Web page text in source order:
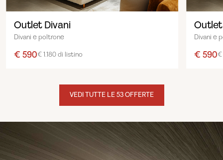
Outlet Divani
Divani e poltrone
€ 590€ 1.180 di listino
Divani e
€ 590€
VEDI TUTTE LE 53 OFFERTE